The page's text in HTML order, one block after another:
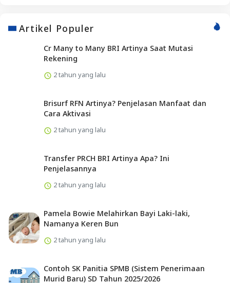
Artikel Populer
Cr Many to Many BRI Artinya Saat Mutasi
Rekening
2 tahun yang lalu
Brisurf RFN Artinya? Penjelasan Manfaat dan
Cara Aktivasi
2 tahun yang lalu
Transfer PRCH BRI Artinya Apa? Ini
Penjelasannya
2 tahun yang lalu
Pamela Bowie Melahirkan Bayi Laki-laki,
Namanya Keren Bun
2 tahun yang lalu
Contoh SK Panitia SPMB (Sistem Penerimaan
Murid Baru) SD Tahun 2025/2026